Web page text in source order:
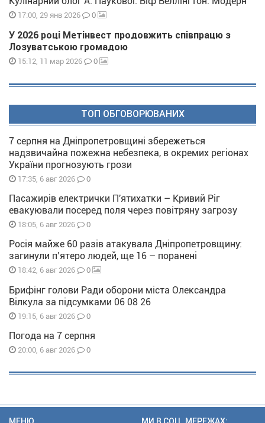
17:00, 29 янв 2026 0
У 2026 році Метінвест продовжить співпрацю з
Лозуватською громадою
15:12, 11 мар 2026 0
ТОП ОБГОВОРЮВАНИХ
7 серпня на Дніпропетровщині збережеться
надзвичайна пожежна небезпека, в окремих регіонах
України прогнозують грози
17:35, 6 авг 2026 0
Пасажирів електрички П'ятихатки – Кривий Ріг
евакуювали посеред поля через повітряну загрозу
18:05, 6 авг 2026 0
Росія майже 60 разів атакувала Дніпропетровщину:
загинули п’ятеро людей, ще 16 – поранені
18:42, 6 авг 2026 0
Брифінг голови Ради оборони міста Олександра
Вілкула за підсумками 06 08 26
19:15, 6 авг 2026 0
Погода на 7 серпня
20:00, 6 авг 2026 0